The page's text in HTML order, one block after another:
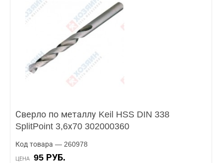
Сверло по металлу Keil HSS DIN 338
SplitPoint 3,6х70 302000360
Код товара — 260978
ЦЕНА 95 РУБ.